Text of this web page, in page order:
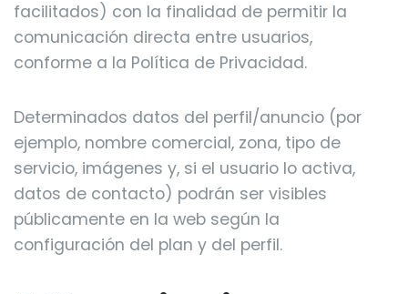
facilitados) con la finalidad de permitir la
comunicación directa entre usuarios,
conforme a la Política de Privacidad.
Determinados datos del perfil/anuncio (por
ejemplo, nombre comercial, zona, tipo de
servicio, imágenes y, si el usuario lo activa,
datos de contacto) podrán ser visibles
públicamente en la web según la
configuración del plan y del perfil.